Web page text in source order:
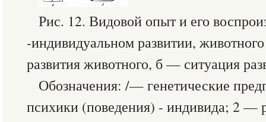
Рис. 12. Видовой опыт и его
-индивидуальном развитии,
развития животного, б — ситуация
Обозначения: /— генетические
психики (поведения) - индивида; 2 —